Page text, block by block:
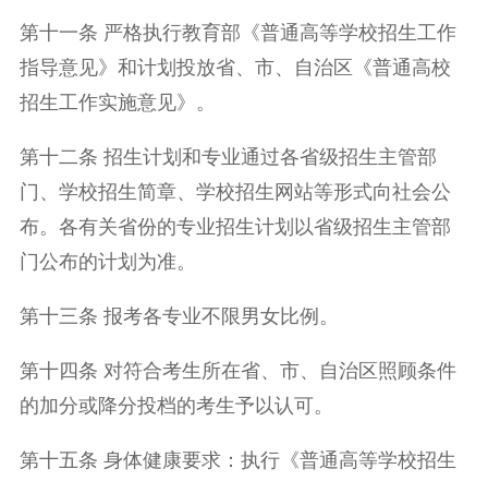
第十一条 严格执行教育部《普通高等学校招生工作
指导意见》和计划投放省、市、自治区《普通高校
招生工作实施意见》。
第十二条 招生计划和专业通过各省级招生主管部
门、学校招生简章、学校招生网站等形式向社会公
布。各有关省份的专业招生计划以省级招生主管部
门公布的计划为准。
第十三条 报考各专业不限男女比例。
第十四条 对符合考生所在省、市、自治区照顾条件
的加分或降分投档的考生予以认可。
第十五条 身体健康要求：执行《普通高等学校招生